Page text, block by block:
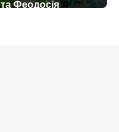
та Феодосія